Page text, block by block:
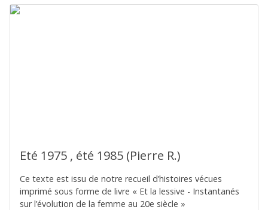
Eté 1975 , été 1985 (Pierre R.)
Ce texte est issu de notre recueil d’histoires vécues
imprimé sous forme de livre « Et la lessive - Instantanés
sur l’évolution de la femme au 20e siècle »